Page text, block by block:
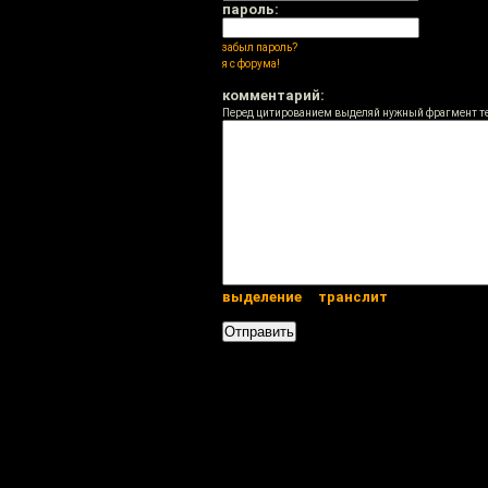
пароль:
забыл пароль?
я с форума!
комментарий:
Перед цитированием выделяй нужный фрагмент
выделение транслит